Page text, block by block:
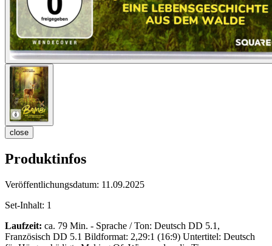
close
Produktinfos
Veröffentlichungsdatum: 11.09.2025
Set-Inhalt: 1
Laufzeit: ca. 79 Min. - Sprache / Ton: Deutsch DD 5.1,
Französisch DD 5.1 Bildformat: 2,29:1 (16:9) Untertitel: Deutsch